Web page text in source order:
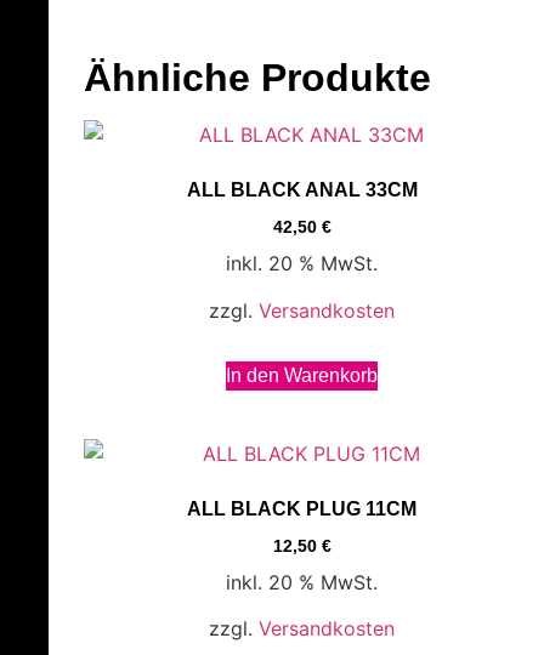
Ähnliche Produkte
ALL BLACK ANAL 33CM
42,50 €
inkl. 20 % MwSt.
zzgl.Versandkosten
In den Warenkorb
ALL BLACK PLUG 11CM
12,50 €
inkl. 20 % MwSt.
zzgl.Versandkosten